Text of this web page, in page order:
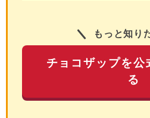
もっと知り
チョコザップを公
る